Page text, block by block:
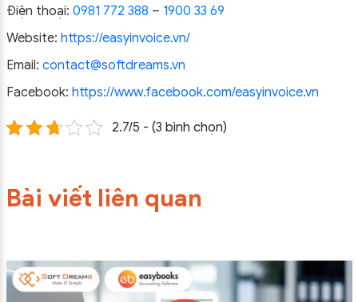
Điện thoại: 0981 772 388 – 1900 33 69
Website: https://easyinvoice.vn/
Email: contact@softdreams.vn
Facebook: https://www.facebook.com/easyinvoice.vn
2.7/5 - (3 bình chọn)
Bài viết liên quan